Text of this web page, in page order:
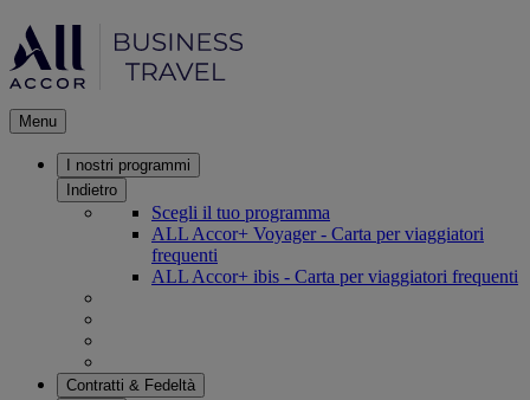
Menu
I nostri programmi
Indietro
Scegli il tuo programma
ALL Accor+ Voyager - Carta per viaggiatori
frequenti
ALL Accor+ ibis - Carta per viaggiatori frequenti
Contratti & Fedeltà